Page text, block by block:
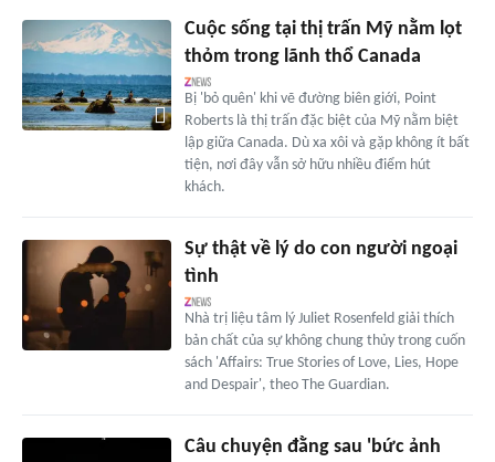
Cuộc sống tại thị trấn Mỹ nằm lọt
thỏm trong lãnh thổ Canada
Bị 'bỏ quên' khi vẽ đường biên giới, Point
Roberts là thị trấn đặc biệt của Mỹ nằm biệt
lập giữa Canada. Dù xa xôi và gặp không ít bất
tiện, nơi đây vẫn sở hữu nhiều điểm hút
khách.
Sự thật về lý do con người ngoại
tình
Nhà trị liệu tâm lý Juliet Rosenfeld giải thích
bản chất của sự không chung thủy trong cuốn
sách 'Affairs: True Stories of Love, Lies, Hope
and Despair', theo The Guardian.
Câu chuyện đằng sau 'bức ảnh